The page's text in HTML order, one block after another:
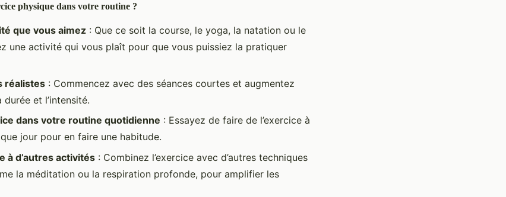
physique dans votre routine ?
que vous aimez : Que ce soit la course, le yoga, la natation ou le
une activité qui vous plaît pour que vous puissiez la pratiquer
réalistes : Commencez avec des séances courtes et augmentez
et l’intensité.
dans votre routine quotidienne : Essayez de faire de l’exercice à
jour pour en faire une habitude.
à d’autres activités : Combinez l’exercice avec d’autres techniques
la méditation ou la respiration profonde, pour amplifier les